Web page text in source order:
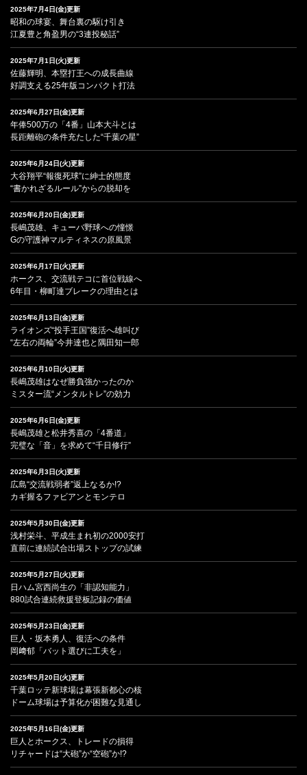
2025年7月4日(金)更新
昭和の球宴、舞台裏の駆け引き
江夏豊と角盈男の“3連投秘話”
2025年7月1日(火)更新
佐藤輝明、本塁打王への成長曲線
好調支える25年版コンパクト打法
2025年6月27日(金)更新
年俸500万の「4番」山本大斗とは
長距離砲の条件充たした“千葉の星”
2025年6月24日(火)更新
大谷翔平“報復死球”に紳士的態度
“書かれざるルール”からの脱却を
2025年6月20日(金)更新
長嶋茂雄、キューバ野球への憧憬
Gの守護神マルティネスの原風景
2025年6月17日(火)更新
ホークス、交流戦テコに首位戦線へ
6年目・柳町達ブレークの理由とは
2025年6月13日(金)更新
ライオンズ“投手王国”復活へ雄叫び
“左右の両輪”今井達也と隅田知一郎
2025年6月10日(火)更新
長嶋茂雄はなぜ勝負強かったのか
ミスター流“メンタルトレ”の効力
2025年6月6日(金)更新
長嶋茂雄と松井秀喜の「4番道」
完璧な「音」を求めて“千日修行”
2025年6月3日(火)更新
広島“交流戦弱者”返上なるか!?
カギ握るファビアンとモンテロ
2025年5月30日(金)更新
浅村栄斗、平成生まれ初の2000安打
直前に連続試合出場ストップの試練
2025年5月27日(火)更新
日ハム宮西尚生の「非認知能力」
880試合連続救援登板記録の価値
2025年5月23日(金)更新
巨人・坂本勇人、復活への条件
岡﨑郁「バット選びに工夫を」
2025年5月20日(火)更新
千葉ロッテ新球場は幕張新都心の核
ドーム球場は予算化が困難な見通し
2025年5月16日(金)更新
巨人とホークス、トレードの損得
リチャードは“大砲”か“空砲”か!?